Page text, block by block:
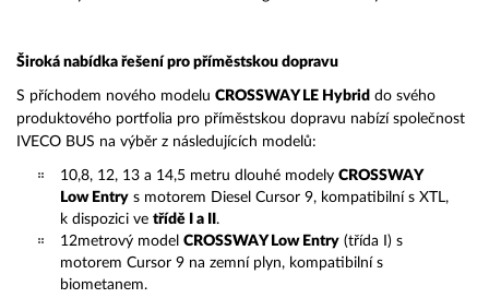
Široká nabídka řešení pro příměstskou dopravu
S příchodem nového modelu CROSSWAY LE Hybrid do svého
produktového portfolia pro příměstskou dopravu nabízí společnost
IVECO BUS na výběr z následujících modelů:
10,8, 12, 13 a 14,5 metru dlouhé modely CROSSWAY
Low Entry s motorem Diesel Cursor 9, kompatibilní s XTL,
k dispozici ve třídě I a II .
12metrový model CROSSWAY Low Entry (třída I) s
motorem Cursor 9 na zemní plyn, kompatibilní s
biometanem.